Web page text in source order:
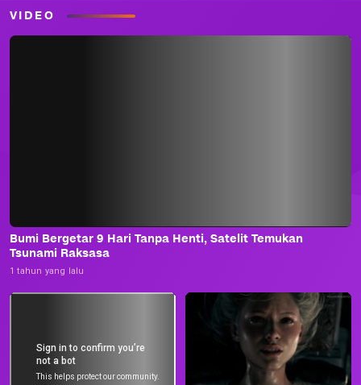
VIDEO
Bumi Bergetar 9 Hari Tanpa Henti, Satelit Temukan
Tsunami Raksasa
1 tahun yang lalu